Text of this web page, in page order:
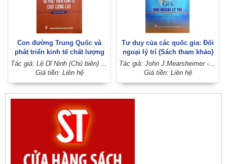
Con đường Trung Quốc và
phát triển kinh tế chất lượng
cao (Sách tham khảo)
Tác giả: Lệ Dĩ Ninh (Chủ biên) - Trình Chí Cường (Phó Chủ biên) - Triệu Thu Vận (Trợ lý Chủ biên)
Giá tiền: Liên hệ
Tư duy của các quốc gia: Đối
ngoại lý trí (Sách tham khảo)
Tác giả: John J.Mearsheimer - Sebastian Rosato
Giá tiền: Liên hệ